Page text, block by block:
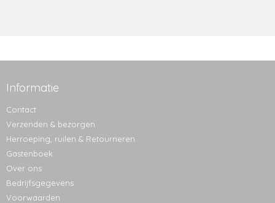
Informatie
Contact
Verzenden & bezorgen
Herroeping, ruilen & Retourneren
Gastenboek
Over ons
Bedrijfsgegevens
Voorwaarden